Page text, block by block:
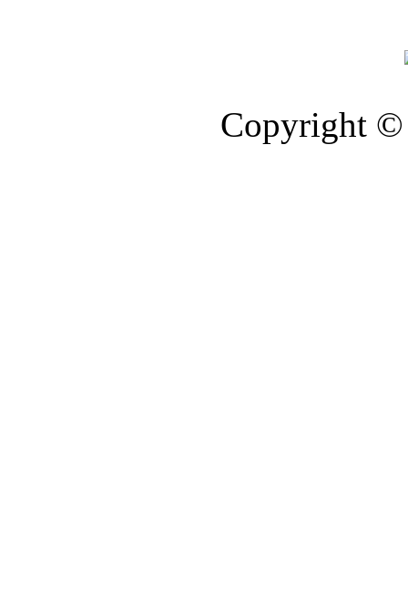
Copyright ©